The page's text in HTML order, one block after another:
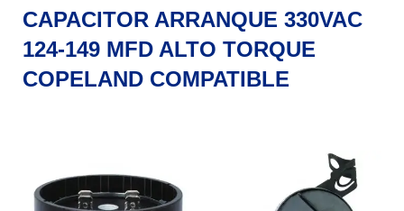
CAPACITOR ARRANQUE 330VAC
124-149 MFD ALTO TORQUE
COPELAND COMPATIBLE